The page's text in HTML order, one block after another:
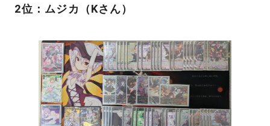
2位：ムジカ（Kさん）